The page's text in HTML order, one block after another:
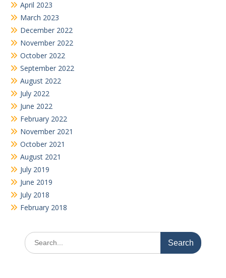
April 2023
March 2023
December 2022
November 2022
October 2022
September 2022
August 2022
July 2022
June 2022
February 2022
November 2021
October 2021
August 2021
July 2019
June 2019
July 2018
February 2018
Search
for: